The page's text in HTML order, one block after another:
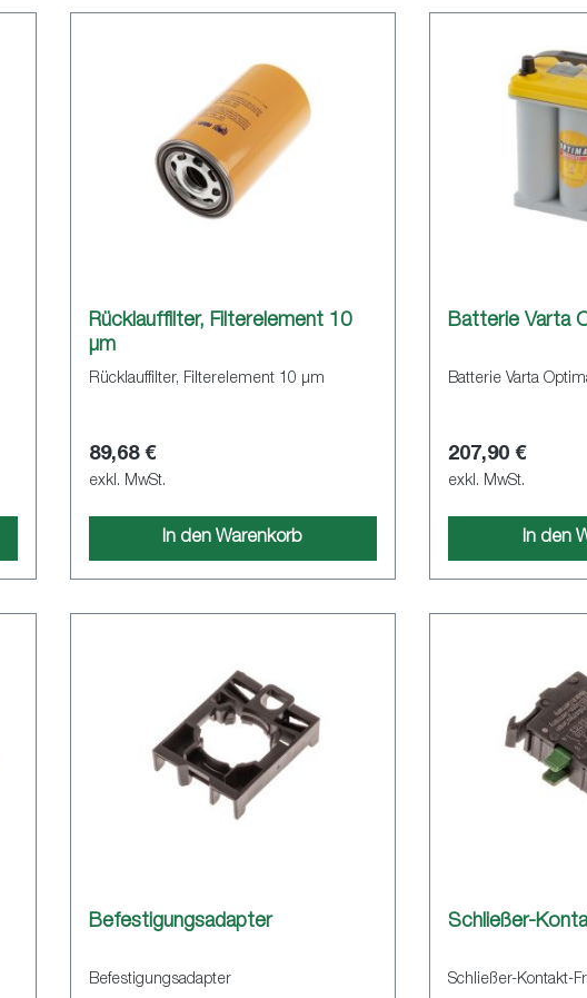
Rücklauffilter, Filterelement 10
µm
Rücklauffilter, Filterelement 10 µm
89,68 €
exkl. MwSt.
In den Warenkorb
Batterie Varta
Batterie Varta
207,90 €
exkl. MwSt.
In den
Befestigungsadapter
Befestigungsadapter
Schließer-
Schließer-Kontakt-